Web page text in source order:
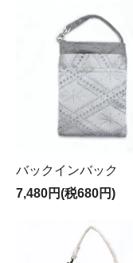
バックインバック
7,480円(税680円)